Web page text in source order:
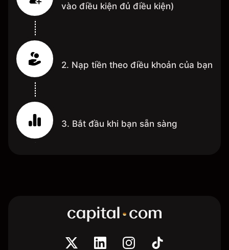
vào điều kiện đủ điều kiện)
2. Nạp tiền theo điều khoản của bạn
3. Bắt đầu khi bạn sẵn sàng